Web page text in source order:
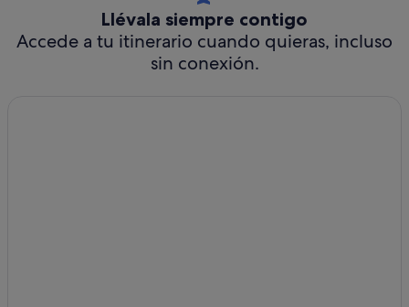
Llévala siempre contigo
Accede a tu itinerario cuando quieras, incluso
sin conexión.